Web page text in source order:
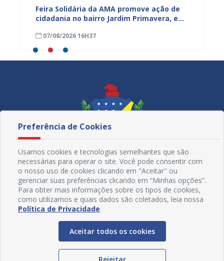
Feira Solidária da AMA promove ação de
cidadania no bairro Jardim Primavera, em
07/08/2026 16H37
Redes Sociais
Preferência de Cookies
Usamos cookies e tecnologias semelhantes que são
necessárias para operar o site. Você pode consentir com
o nosso uso de cookies clicando em "Aceitar" ou
gerenciar suas preferências clicando em “Minhas opções”.
Para obter mais informações sobre os tipos de cookies,
como utilizamos e quais dados são coletados, leia nossa
Política de Privacidade.
Aceitar todos os cookies
Rejeitar